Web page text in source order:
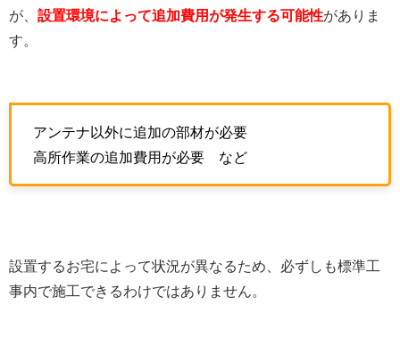
が、 設置環境によって追加費用が発生する可能性がありま
す。
アンテナ以外に追加の部材が必要
高所作業の追加費用が必要 など
設置するお宅によって状況が異なるため、必ずしも標準工
事内で施工できるわけではありません。